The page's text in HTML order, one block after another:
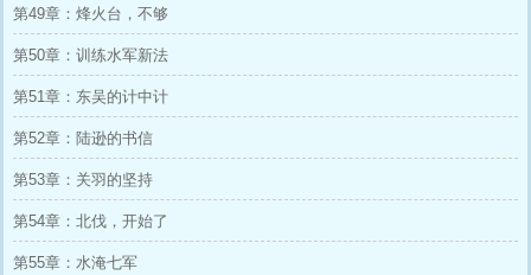
第49章：烽火台，不够
第50章：训练水军新法
第51章：东吴的计中计
第52章：陆逊的书信
第53章：关羽的坚持
第54章：北伐，开始了
第55章：水淹七军